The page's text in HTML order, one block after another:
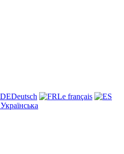
Deutsch
Le français
Українська